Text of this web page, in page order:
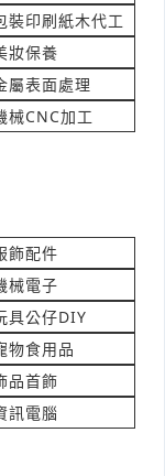
立即報價
換嗎?
立即報價
裝印刷紙木代工
妝保養
屬表面處理
械CNC加工
飾配件
械電子
具公仔DIY
物食用品
品首飾
訊電腦